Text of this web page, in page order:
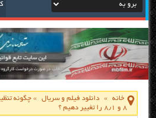
خانه » دانلود فیلم و سریال »
۸ و ۸٫۱ را تغییر دهیم ؟